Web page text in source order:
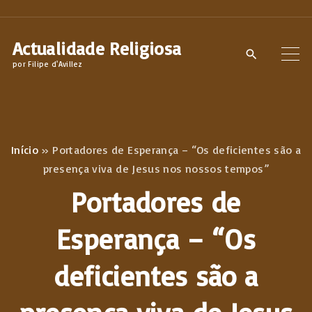
Actualidade Religiosa
por Filipe d'Avillez
Início » Portadores de Esperança – “Os deficientes são a
presença viva de Jesus nos nossos tempos”
Portadores de
Esperança – “Os
deficientes são a